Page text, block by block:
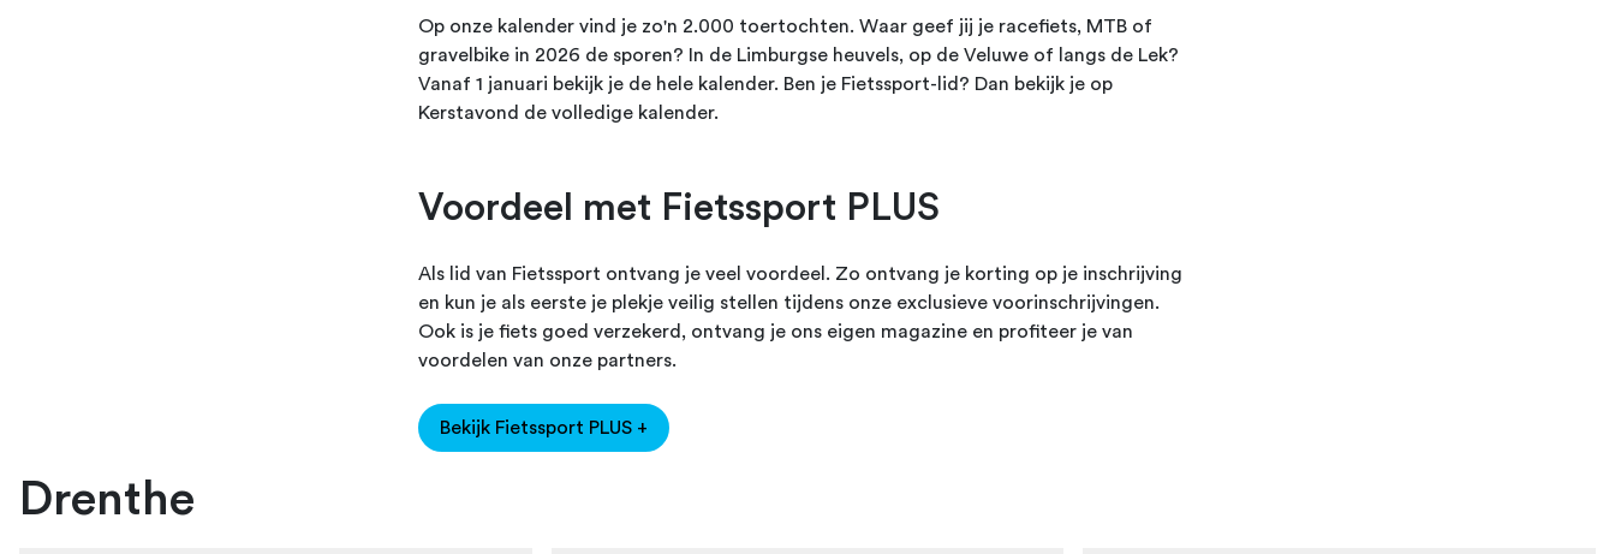
Op onze kalender vind je zo'n 2.000 toertochten. Waar geef jij je racefiets, MTB of
gravelbike in 2026 de sporen? In de Limburgse heuvels, op de Veluwe of langs de Lek?
Vanaf 1 januari bekijk je de hele kalender. Ben je Fietssport-lid? Dan bekijk je op
Kerstavond de volledige kalender.
Voordeel met Fietssport PLUS
Als lid van Fietssport ontvang je veel voordeel. Zo ontvang je korting op je inschrijving
en kun je als eerste je plekje veilig stellen tijdens onze exclusieve voorinschrijvingen.
Ook is je fiets goed verzekerd, ontvang je ons eigen magazine en profiteer je van
voordelen van onze partners.
Bekijk Fietssport PLUS +
Drenthe